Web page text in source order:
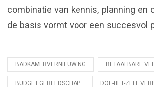
combinatie van kennis, planning en
de basis vormt voor een succesvol
Tagged
with
BADKAMERVERNIEUWING BETAALBARE
BUDGET GEREEDSCHAP DOE-HET-ZELF